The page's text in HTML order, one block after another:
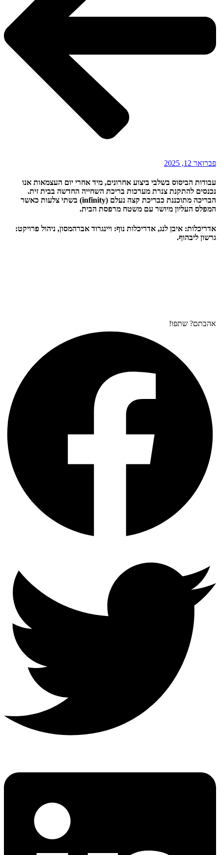
פברואר 12, 2025
עבודות הביסוס בשלבי ביצוע אחרונים, מיד אחרי יום העצמאות אנו
נכנסים להתקנת צנרת מערכות בריכת השחייה החדשה בבית זית.
הבריכה מתוכננת כבריכת קצה נעלם (infinity) בשתי צלעות כאשר
המפלס העליון מיושר עם משטח מרפסת הבית.
אדריכלות: איבן לנג, אדריכלות נוף: ויינגרוד אברהמסון, ניהול פרויקט:
גרשון ליבהוף.
אהבתם? שתפו!